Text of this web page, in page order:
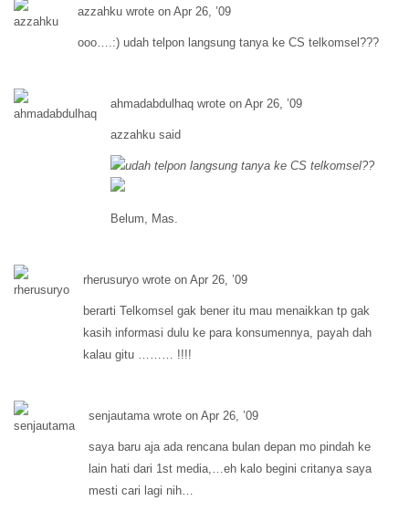
azzahku wrote on Apr 26, ’09
ooo….:) udah telpon langsung tanya ke CS telkomsel???
ahmadabdulhaq wrote on Apr 26, ’09
azzahku said
udah telpon langsung tanya ke CS telkomsel??
Belum, Mas.
rherusuryo wrote on Apr 26, ’09
berarti Telkomsel gak bener itu mau menaikkan tp gak
kasih informasi dulu ke para konsumennya, payah dah
kalau gitu ……… !!!!
senjautama wrote on Apr 26, ’09
saya baru aja ada rencana bulan depan mo pindah ke
lain hati dari 1st media,…eh kalo begini critanya saya
mesti cari lagi nih…